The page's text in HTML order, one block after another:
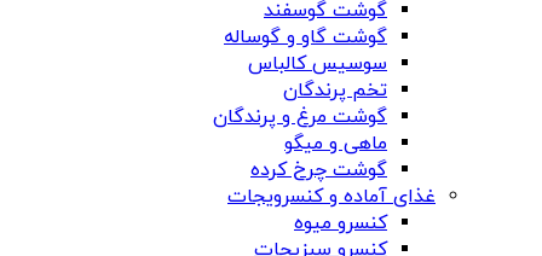
گوشت گوسفند
گوشت گاو و گوساله
سوسیس کالباس
تخم پرندگان
گوشت مرغ و پرندگان
ماهی و میگو
گوشت چرخ کرده
غذای آماده و کنسرویجات
کنسرو میوه
کنسرو سبزیجات